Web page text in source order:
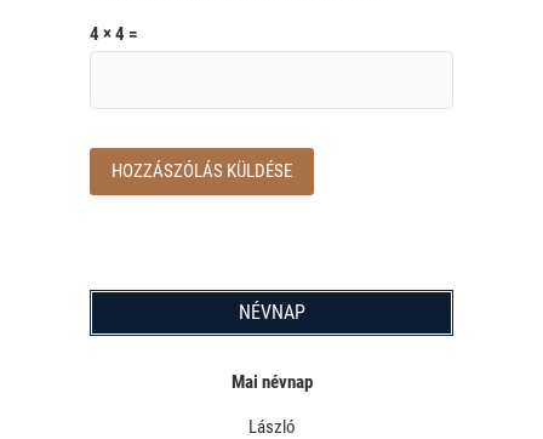
4 × 4 =
NÉVNAP
Mai névnap
László